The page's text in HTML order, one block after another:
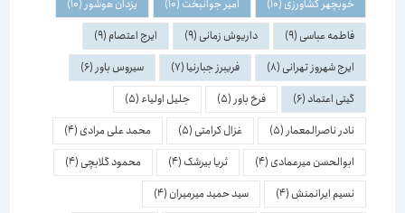
خوبچهر کشاورزی(10) امیر جوانبخت(10) یزدان هوشور(10)
فاطمه عباسی(9) داریوش زمانی(9) ایرج اعتصام(9)
ایرج شهروز تهرانی(8) فریبرز جبارنیا(7) سیروس باور (6)
گیتی اعتماد(6) فرخ باور (5) جلیل اولیاء(5)
نادر ناصرالمعمار(5) غزال کرامتی(5) محمد علی مرادی(4)
ابوالحسن میرعمادی(4) ثریا بیرشک(4) محمود گلابچی(4)
نسیم ایرانمنش(4) سید حمید میرمیران(4)